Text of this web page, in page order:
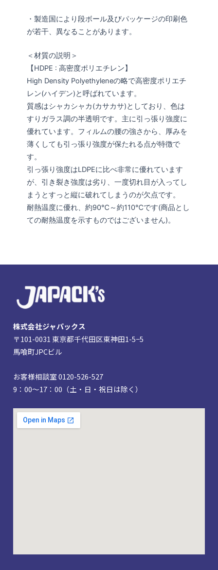
・製造国により段ボール及びパッケージの印刷色
が若干、異なることがあります。
＜材質の説明＞
【HDPE : 高密度ポリエチレン】
High Density Polyethyleneの略で高密度ポリエチ
レン(ハイデン)と呼ばれています。
質感はシャカシャカ(カサカサ)としており、色は
すりガラス調の半透明です。主に引っ張り強度に
優れています。フィルムの腰の強さから、厚みを
薄くしても引っ張り強度が保たれる点が特徴で
す。
引っ張り強度はLDPEに比べ非常に優れています
が、引き裂き強度は劣り、一度切れ目が入ってし
まうとすっと縦に破れてしまうのが欠点です。
耐熱温度に優れ、約90℃～約110℃です(商品とし
ての耐熱温度を示すものではございません)。
株式会社ジャパックス
〒101-0031 東京都千代田区東神田1-5−5
馬喰町JPCビル
お客様相談室 0120-526-527
9：00～17：00（土・日・祝日は除く）